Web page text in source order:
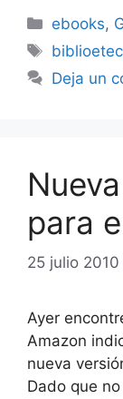
ebooks,
Etiquetas
Deja un
para
25 julio 2010
Ayer
Amazon
nueva
Dado que